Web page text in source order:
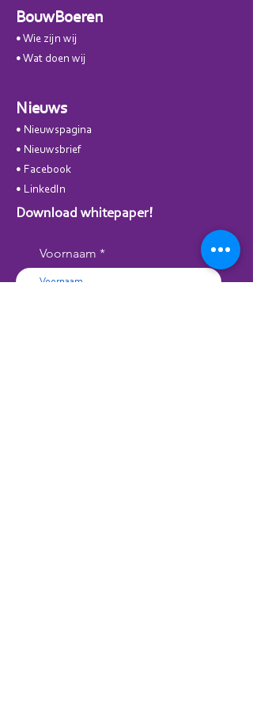
BouwBoeren
• Wie zijn wij
• Wat doen wij
Nieuws
• Nieuwspagina
• Nieuwsbrief
• Facebook
• LinkedIn
Download whitepaper!
Voornaam